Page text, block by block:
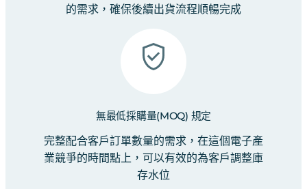
的需求，確保後續出貨流程順暢完成
無最低採購量(MOQ) 規定
完整配合客戶訂單數量的需求，在這個電子產
業競爭的時間點上，可以有效的為客戶調整庫
存水位